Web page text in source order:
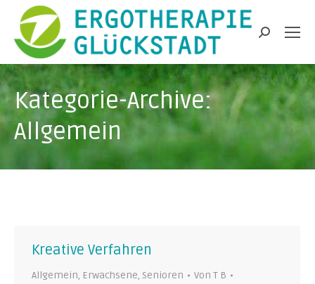
Search:
Kategorie-Archive:
Allgemein
Kreative Verfahren
Allgemein, Erwachsene, Senioren Von T B